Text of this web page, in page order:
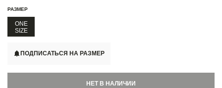
РАЗМЕР
ONE
SIZE
ПОДПИСАТЬСЯ НА РАЗМЕР
НЕТ В НАЛИЧИИ